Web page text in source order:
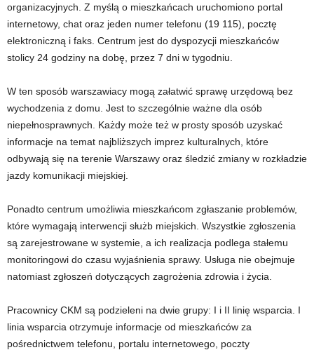
organizacyjnych. Z myślą o mieszkańcach uruchomiono portal
internetowy, chat oraz jeden numer telefonu (19 115), pocztę
elektroniczną i faks. Centrum jest do dyspozycji mieszkańców
stolicy 24 godziny na dobę, przez 7 dni w tygodniu.
W ten sposób warszawiacy mogą załatwić sprawę urzędową bez
wychodzenia z domu. Jest to szczególnie ważne dla osób
niepełnosprawnych. Każdy może też w prosty sposób uzyskać
informacje na temat najbliższych imprez kulturalnych, które
odbywają się na terenie Warszawy oraz śledzić zmiany w rozkładzie
jazdy komunikacji miejskiej.
Ponadto centrum umożliwia mieszkańcom zgłaszanie problemów,
które wymagają interwencji służb miejskich. Wszystkie zgłoszenia
są zarejestrowane w systemie, a ich realizacja podlega stałemu
monitoringowi do czasu wyjaśnienia sprawy. Usługa nie obejmuje
natomiast zgłoszeń dotyczących zagrożenia zdrowia i życia.
Pracownicy CKM są podzieleni na dwie grupy: I i II linię wsparcia. I
linia wsparcia otrzymuje informacje od mieszkańców za
pośrednictwem telefonu, portalu internetowego, poczty